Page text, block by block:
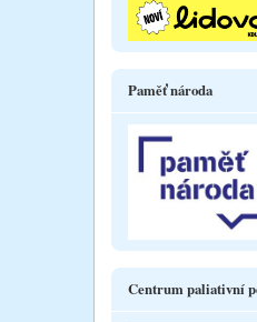
Paměť národa
Centrum paliativní